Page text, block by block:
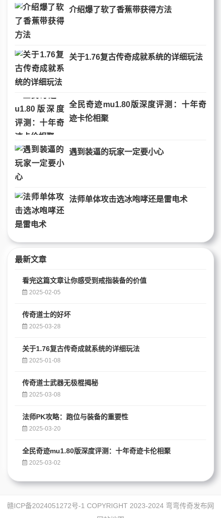
介绍爆了软了香蕉带获得方法
关于1.76复古传奇成就系统的详细玩法
全民奇迹mu1.80版深度评测：十年奇
迹卡伦相聚
遇到装逼的玩家一定要小心
法师单体攻击选冰咆哮还是雷电术
最新文章
看完这篇文章让你感受到戒指装备的价值
2025-02-05
传奇道士的好坏
2025-03-28
关于1.76复古传奇成就系统的详细玩法
2025-01-08
传奇道士武器无极棍揭秘
2025-03-08
法师PK攻略：跑位与装备的重要性
2025-03-20
全民奇迹mu1.80版深度评测：十年奇迹卡伦相聚
2025-03-02
赣ICP备2024051272号-1 COPYRIGHT 2023-2024 弯弯传奇发布网